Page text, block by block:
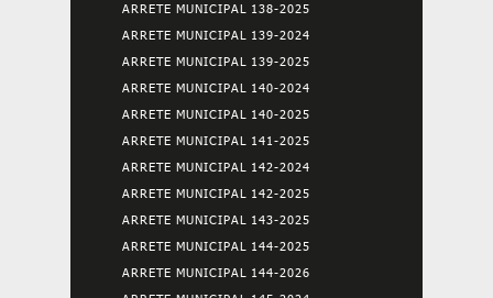
ARRETE MUNICIPAL 138-2025
ARRETE MUNICIPAL 139-2024
ARRETE MUNICIPAL 139-2025
ARRETE MUNICIPAL 140-2024
ARRETE MUNICIPAL 140-2025
ARRETE MUNICIPAL 141-2025
ARRETE MUNICIPAL 142-2024
ARRETE MUNICIPAL 142-2025
ARRETE MUNICIPAL 143-2025
ARRETE MUNICIPAL 144-2025
ARRETE MUNICIPAL 144-2026